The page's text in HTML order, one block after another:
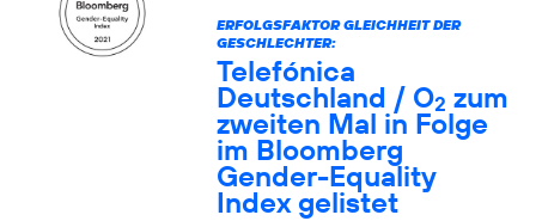
ERFOLGSFAKTOR GLEICHHEIT DER
GESCHLECHTER:
Telefónica
Deutschland / O2 zum
zweiten Mal in Folge
im Bloomberg
Gender-Equality
Index gelistet